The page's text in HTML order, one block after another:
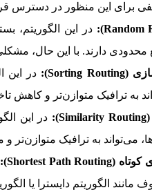
برای این منظور در دسترس
Random
): در این الگوریتم،
دارند. با این حال،
(
Sorting Routing
): در
به ترافیک متوازن‌تر و کاهش
(
Similarity Routing
): در این
می‌تواند به ترافیک متوازن‌تر
کوتاه (Shortest Path Routing
):
مانند الگوریتم دایسترا یا